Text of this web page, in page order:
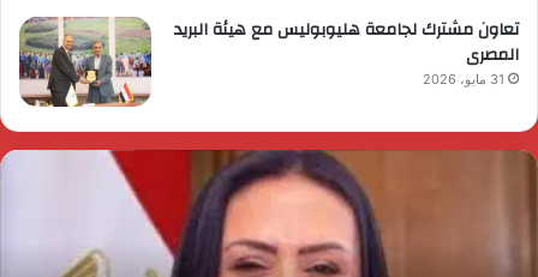
تعاون مشترك لجامعة هليوبوليس مع هيئة البريد
المصرى
31 مايو، 2026
رئيس